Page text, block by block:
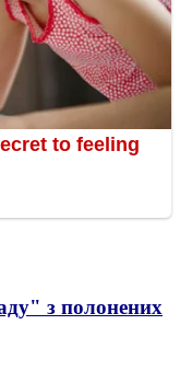
з полонених